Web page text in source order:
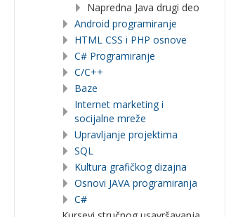
Napredna Java drugi deo
Android programiranje
HTML CSS i PHP osnove
C# Programiranje
C/C++
Baze
Internet marketing i
socijalne mreže
Upravljanje projektima
SQL
Kultura grafičkog dizajna
Osnovi JAVA programiranja
C#